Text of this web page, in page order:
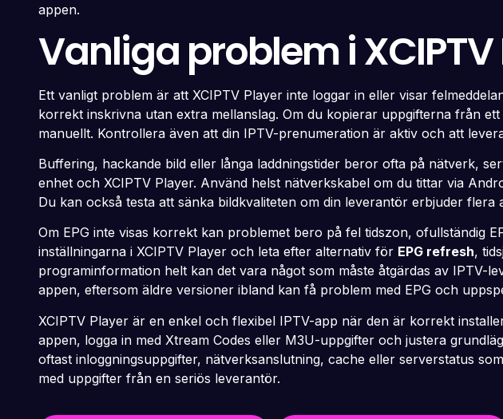
appen.
Vanliga problem i
Ett vanligt problem är att XCIPTV Player inte loggar in eller visar
korrekt inskrivna utan extra mellanslag. Om du kopierar uppgifterna från
manuellt. Kontrollera även att din IPTV-prenumeration är aktiv och att
Buffering, hackande bild eller långa laddningstider beror ofta på nätverk,
enhet och XCIPTV Player. Använd helst nätverkskabel om du tittar via
Du kan också testa att sänka bildkvaliteten om din leverantör erbjuder
Om EPG inte visas korrekt kan problemet bero på fel tidszon, ofullständig
inställningarna i XCIPTV Player och leta efter alternativ för EPG refresh,
programinformation helt kan det vara något som måste åtgärdas av IPTV-
appen, eftersom äldre versioner ibland kan få problem med EPG och
XCIPTV Player är en enkel och flexibel IPTV-app när den är korrekt
appen, logga in med Xtream Codes eller M3U-uppgifter och justera
oftast inloggningsuppgifter, nätverksanslutning, cache eller serverstatus
med uppgifter från en seriös leverantör.